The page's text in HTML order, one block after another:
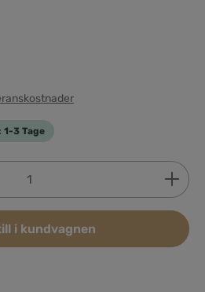
3 Tage
önskat belopp eller
i kundvagnen